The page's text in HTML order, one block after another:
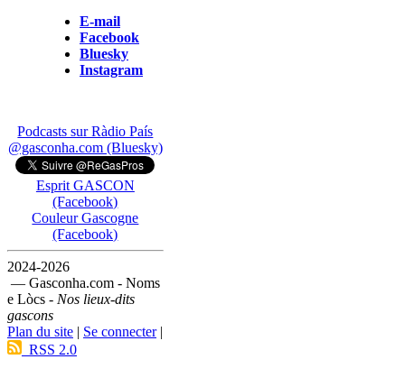
E-mail
Facebook
Bluesky
Instagram
Podcasts sur Ràdio País
@gasconha.com (Bluesky)
Esprit GASCON
(Facebook)
Couleur Gascogne
(Facebook)
2024-2026
— Gasconha.com - Noms
e Lòcs - Nos lieux-dits
gascons
Plan du site
Se connecter|
RSS 2.0